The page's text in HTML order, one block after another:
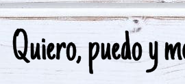
Quiero, puedo y